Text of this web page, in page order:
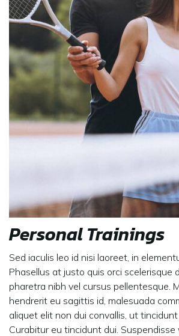
Personal Trainings
Sed iaculis leo id nisi laoreet, in
Phasellus at justo quis orci scelerisque
pharetra nibh vel cursus pellentesque.
hendrerit eu sagittis id, malesuada
aliquet elit non dui convallis, ut tincidunt
Curabitur eu tincidunt dui. Suspendisse